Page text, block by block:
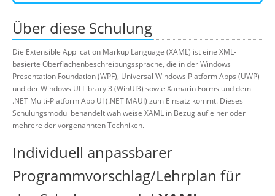
Über diese Schulung
Die Extensible Application Markup Language (XAML) ist eine XML-
basierte Oberflächenbeschreibungssprache, die in der Windows
Presentation Foundation (WPF), Universal Windows Platform Apps (UWP)
und der Windows UI Library 3 (WinUI3) sowie Xamarin Forms und dem
.NET Multi-Platform App UI (.NET MAUI) zum Einsatz kommt. Dieses
Schulungsmodul behandelt wahlweise XAML in Bezug auf einer oder
mehrere der vorgenannten Techniken.
Individuell anpassbarer
Programmvorschlag/Lehrplan für